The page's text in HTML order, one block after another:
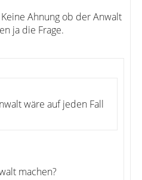
Ahnung ob der Anwalt
ja die Frage.
wäre auf jeden Fall
machen?